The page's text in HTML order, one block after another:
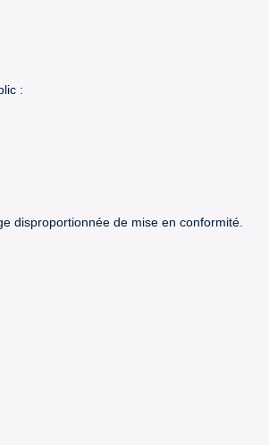
:
disproportionnée de mise en conformité.